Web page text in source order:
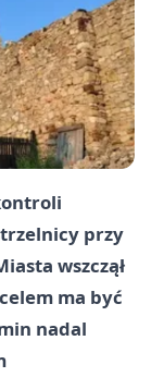
przy
wszczął
ma być
nadal